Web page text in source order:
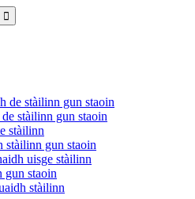
de stàilinn gun staoin
stàilinn gun staoin
stàilinn
stàilinn gun staoin
uisge stàilinn
gun staoin
stàilinn